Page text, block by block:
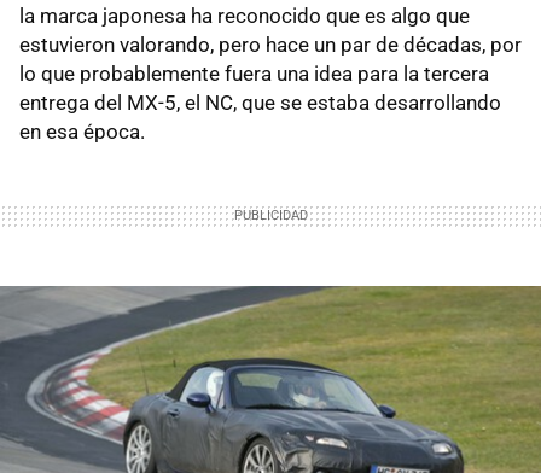
la marca japonesa ha reconocido que es algo que
estuvieron valorando, pero hace un par de décadas, por
lo que probablemente fuera una idea para la tercera
entrega del MX-5, el NC, que se estaba desarrollando
en esa época.